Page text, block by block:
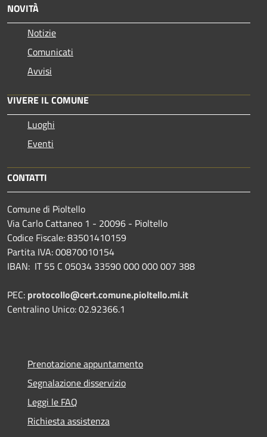
NOVITÀ
Notizie
Comunicati
Avvisi
VIVERE IL COMUNE
Luoghi
Eventi
CONTATTI
Comune di Pioltello
Via Carlo Cattaneo 1 - 20096 - Pioltello
Codice Fiscale: 83501410159
Partita IVA: 00870010154
IBAN: IT 55 C 05034 33590 000 000 007 388
PEC: protocollo@cert.comune.pioltello.mi.it
Centralino Unico: 02.92366.1
Prenotazione appuntamento
Segnalazione disservizio
Leggi le FAQ
Richiesta assistenza